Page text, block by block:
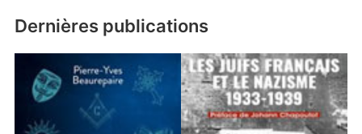
Dernières publications